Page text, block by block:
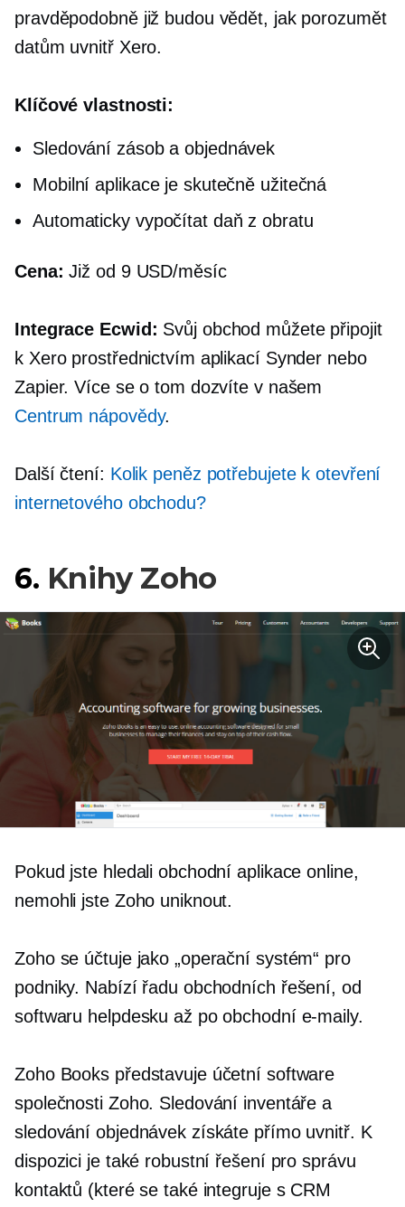
pravděpodobně již budou vědět, jak porozumět
datům uvnitř Xero.
Klíčové vlastnosti:
Sledování zásob a objednávek
Mobilní aplikace je skutečně užitečná
Automaticky vypočítat daň z obratu
Cena:Již od 9 USD/měsíc
Integrace Ecwid: Svůj obchod můžete připojit
k Xero prostřednictvím aplikací Synder nebo
Zapier. Více se o tom dozvíte v našem
Centrum nápovědy.
Další čtení: Kolik peněz potřebujete k otevření
internetového obchodu?
6. Knihy Zoho
Pokud jste hledali obchodní aplikace online,
nemohli jste Zoho uniknout.
Zoho se účtuje jako „operační systém“ pro
podniky. Nabízí řadu obchodních řešení, od
softwaru helpdesku až po obchodní e-maily.
Zoho Books představuje účetní software
společnosti Zoho. Sledování inventáře a
sledování objednávek získáte přímo uvnitř. K
dispozici je také robustní řešení pro správu
kontaktů (které se také integruje s CRM